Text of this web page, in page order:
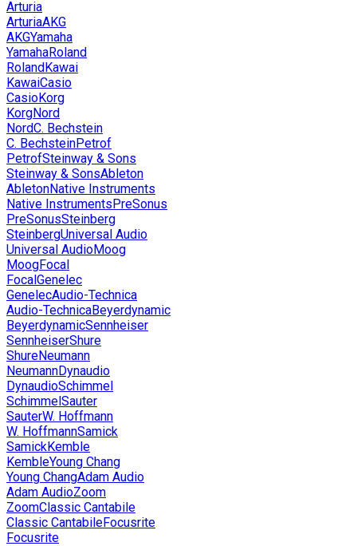
Arturia
ArturiaAKG
AKGYamaha
YamahaRoland
RolandKawai
KawaiCasio
CasioKorg
KorgNord
NordC. Bechstein
C. BechsteinPetrof
PetrofSteinway & Sons
Steinway & SonsAbleton
AbletonNative Instruments
Native InstrumentsPreSonus
PreSonusSteinberg
SteinbergUniversal Audio
Universal AudioMoog
MoogFocal
FocalGenelec
GenelecAudio-Technica
Audio-TechnicaBeyerdynamic
BeyerdynamicSennheiser
SennheiserShure
ShureNeumann
NeumannDynaudio
DynaudioSchimmel
SchimmelSauter
SauterW. Hoffmann
W. HoffmannSamick
SamickKemble
KembleYoung Chang
Young ChangAdam Audio
Adam AudioZoom
ZoomClassic Cantabile
Classic CantabileFocusrite
Focusrite